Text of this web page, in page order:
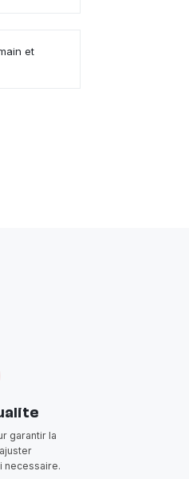
et
garantir la
necessaire.